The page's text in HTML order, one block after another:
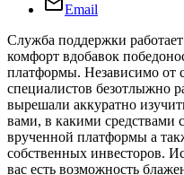
Email
Служба поддержки
комфорт вдобавок
платформы. Независимо от
специалистов безотлыжно
вырешали аккуратно
вами, в какими средствами
врученной платформы а
собственных инвесторов.
вас есть возможность